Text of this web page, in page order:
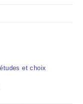
et choix